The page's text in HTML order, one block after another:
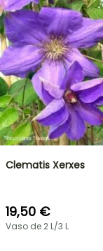
Clematis Xerxes
19,50 €
Vaso de 2 L/3 L